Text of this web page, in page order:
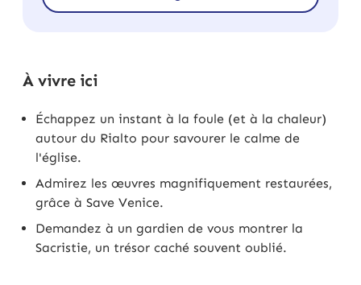
À vivre ici
Échappez un instant à la foule (et à la chaleur)
autour du Rialto pour savourer le calme de
l'église.
Admirez les œuvres magnifiquement restaurées,
grâce à Save Venice.
Demandez à un gardien de vous montrer la
Sacristie, un trésor caché souvent oublié.